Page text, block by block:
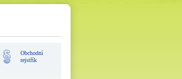
Obchodní
rejstřík